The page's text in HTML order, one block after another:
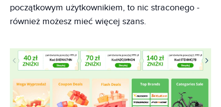
początkowym użytkownikiem, to nic straconego -
również możesz mieć więcej szans.